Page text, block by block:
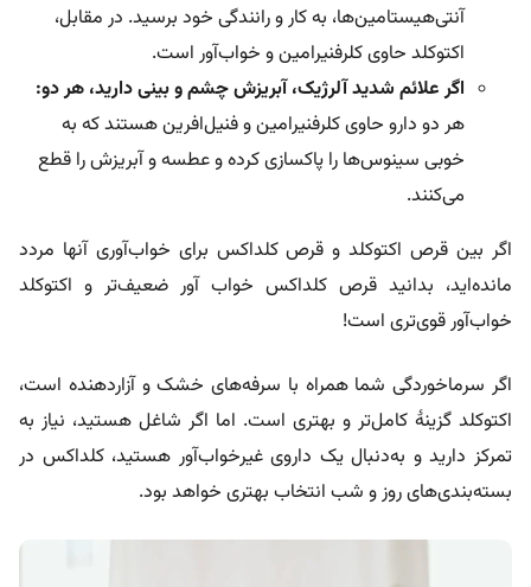
آنتی‌هیستامین‌ها، به کار و رانندگی خود برسید. در مقابل،
اکتوکلد حاوی کلرفنیرامین و خواب‌آور است.
اگر علائم شدید آلرژیک، آبریزش چشم و بینی دارید، هر دو:
هر دو دارو حاوی کلرفنیرامین و فنیل‌افرین هستند که به
خوبی سینوس‌ها را پاکسازی کرده و عطسه و آبریزش را قطع
می‌کنند.
اگر بین قرص اکتوکلد و قرص کلداکس برای خواب‌آوری آنها مردد
مانده‌اید، بدانید قرص کلداکس خواب آور ضعیف‌تر و اکتوکلد
خواب‌آور قوی‌تری است!
اگر سرماخوردگی شما همراه با سرفه‌های خشک و آزاردهنده است،
اکتوکلد گزینۀ کامل‌تر و بهتری است. اما اگر شاغل هستید، نیاز به
تمرکز دارید و به‌دنبال یک داروی غیر‌خواب‌آور هستید، کلداکس در
بسته‌بندی‌های روز و شب انتخاب بهتری خواهد بود.